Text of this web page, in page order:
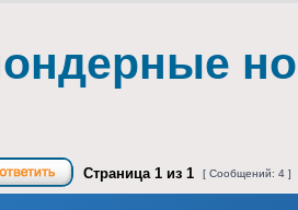
Страница 1 из 1 [ Сообщений: 4 ]